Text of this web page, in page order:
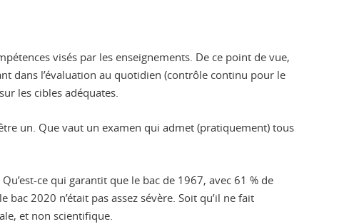
visés par les enseignements. De ce point de vue,
dans l’évaluation au quotidien (contrôle continu pour le
les cibles adéquates.
un. Que vaut un examen qui admet (pratiquement) tous
ce qui garantit que le bac de 1967, avec 61 % de
2020 n’était pas assez sévère. Soit qu’il ne fait
et non scientifique.